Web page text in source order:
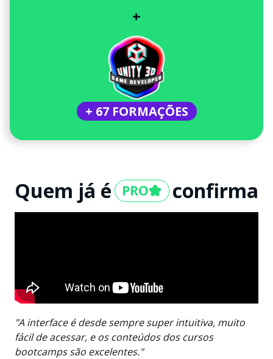
+
+ 67 FORMAÇÕES
Quem já é confirma
"A interface é desde sempre super intuitiva, muito
fácil de acessar, e os conteúdos dos cursos
bootcamps são excelentes."